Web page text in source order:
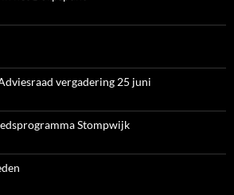
vergadering 25 juni
Stompwijk